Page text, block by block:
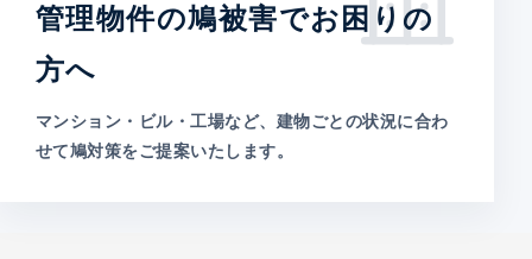
管理物件の鳩被害でお困りの
方へ
マンション・ビル・工場など、建物ごとの状況に合わ
せて鳩対策をご提案いたします。